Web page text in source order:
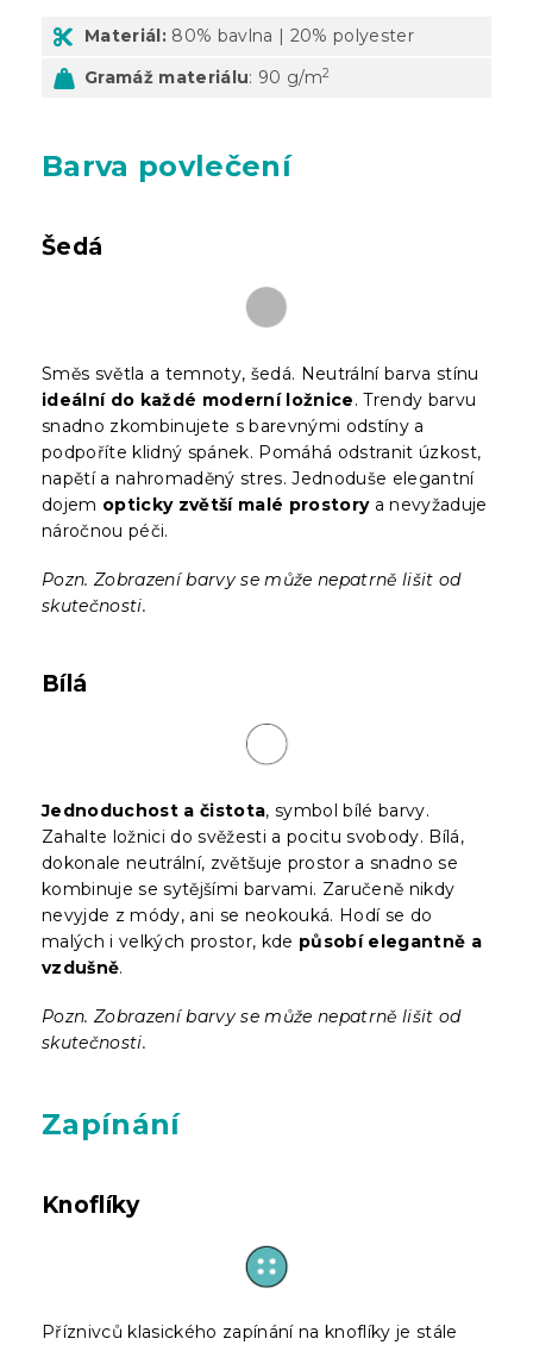
Materiál: 80% bavlna | 20% polyester
Gramáž materiálu: 90 g/m2
Barva povlečení
Šedá
Směs světla a temnoty, šedá. Neutrální barva stínu
ideální do každé moderní ložnice. Trendy barvu
snadno zkombinujete s barevnými odstíny a
podpoříte klidný spánek. Pomáhá odstranit úzkost,
napětí a nahromaděný stres. Jednoduše elegantní
dojem opticky zvětší malé prostorya nevyžaduje
náročnou péči.
Pozn. Zobrazení barvy se může nepatrně lišit od
skutečnosti.
Bílá
Jednoduchost a čistota, symbol bílé barvy.
Zahalte ložnici do svěžesti a pocitu svobody. Bílá,
dokonale neutrální, zvětšuje prostor a snadno se
kombinuje se sytějšími barvami. Zaručeně nikdy
nevyjde z módy, ani se neokouká. Hodí se do
malých i velkých prostor, kde působí elegantně a
vzdušně.
Pozn. Zobrazení barvy se může nepatrně lišit od
skutečnosti.
Zapínání
Knoflíky
Příznivců klasického zapínání na knoflíky je stále